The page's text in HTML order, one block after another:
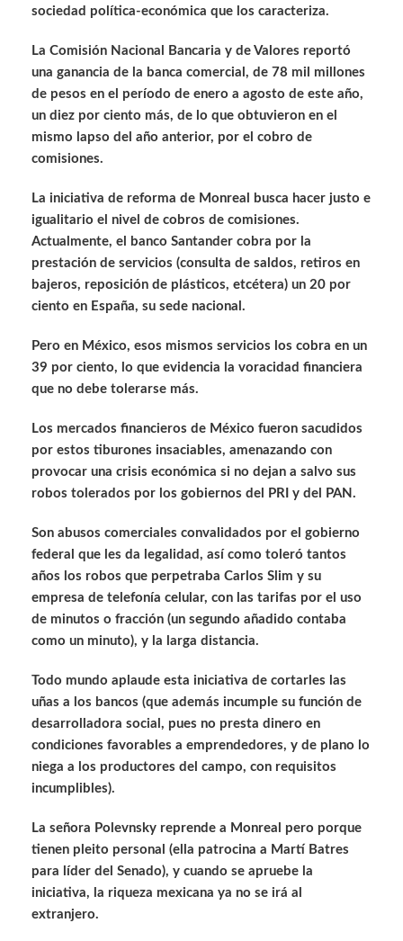
sociedad política-económica que los caracteriza.
La Comisión Nacional Bancaria y de Valores reportó
una ganancia de la banca comercial, de 78 mil millones
de pesos en el período de enero a agosto de este año,
un diez por ciento más, de lo que obtuvieron en el
mismo lapso del año anterior, por el cobro de
comisiones.
La iniciativa de reforma de Monreal busca hacer justo e
igualitario el nivel de cobros de comisiones.
Actualmente, el banco Santander cobra por la
prestación de servicios (consulta de saldos, retiros en
bajeros, reposición de plásticos, etcétera) un 20 por
ciento en España, su sede nacional.
Pero en México, esos mismos servicios los cobra en un
39 por ciento, lo que evidencia la voracidad financiera
que no debe tolerarse más.
Los mercados financieros de México fueron sacudidos
por estos tiburones insaciables, amenazando con
provocar una crisis económica si no dejan a salvo sus
robos tolerados por los gobiernos del PRI y del PAN.
Son abusos comerciales convalidados por el gobierno
federal que les da legalidad, así como toleró tantos
años los robos que perpetraba Carlos Slim y su
empresa de telefonía celular, con las tarifas por el uso
de minutos o fracción (un segundo añadido contaba
como un minuto), y la larga distancia.
Todo mundo aplaude esta iniciativa de cortarles las
uñas a los bancos (que además incumple su función de
desarrolladora social, pues no presta dinero en
condiciones favorables a emprendedores, y de plano lo
niega a los productores del campo, con requisitos
incumplibles).
La señora Polevnsky reprende a Monreal pero porque
tienen pleito personal (ella patrocina a Martí Batres
para líder del Senado), y cuando se apruebe la
iniciativa, la riqueza mexicana ya no se irá al
extranjero.